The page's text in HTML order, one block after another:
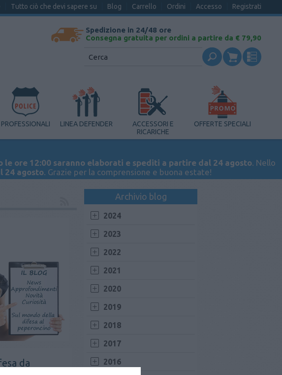
Accesso Registrati
Tutto ciò che devi sapere su Blog Carrello Ordini
Spedizione in 24/48 ore
Consegna gratuita per ordini a partire da € 79,90
PROFESSIONALI LINEA DEFENDER
ACCESSORI E
RICARICHE
OFFERTE SPECIALI
le ore 12:00 saranno elaborati e spediti a partire dal 24 agosto. Nello
24 agosto. Grazie per la comprensione e buona estate!
da
Archivio blog
2024
2023
2022
2021
2020
2019
2018
2017
2016